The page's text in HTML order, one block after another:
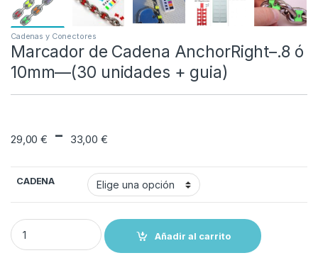
Cadenas y Conectores
Marcador de Cadena AnchorRight–.8 ó
10mm—(30 unidades + guia)
29,00€ - 33,00 €Rango de precios:
CADENA
Marcador de Cadena AnchorRight--.8 ó 10mm—(30 unidades +
Añadir al carrito